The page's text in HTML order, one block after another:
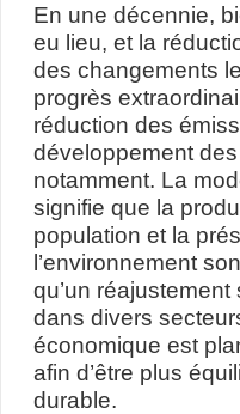
En une décennie,
eu lieu, et la
des changements
progrès
réduction des
développement
notamment. La
signifie que la
population et la
l’environnement
qu’un
dans divers
économique est
afin d’être plus
durable.